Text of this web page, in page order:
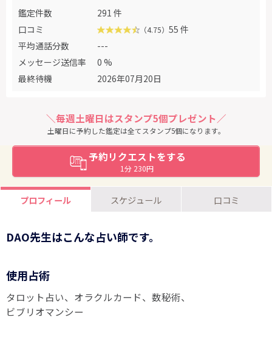
鑑定件数
291 件
口コミ
（4.75） 55 件
平均通話分数
---
メッセージ送信率
0 %
最終待機
2026年07月20日
＼毎週土曜日はスタンプ5個プレゼント／
土曜日に予約した鑑定は全てスタンプ5個になります。
予約リクエストをする
1分 230円
プロフィール スケジュール 口コミ
DAO先生はこんな占い師です。
使用占術
タロット占い オラクルカード
数秘術
ビブリオマンシー